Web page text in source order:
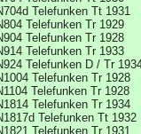
Telefunken Tt 1931
Telefunken Tr 1929
Telefunken Tr 1928
Telefunken Tr 1933
Telefunken D / Tr
Telefunken Tr 1928
Telefunken Tr 1928
Telefunken Tr 1934
Telefunken Tt 1932
Telefunken Tr 1931